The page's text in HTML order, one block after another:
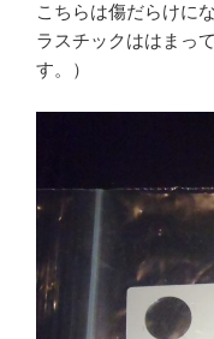
こちらは傷だらけに
ラスチックははまっ
す。）